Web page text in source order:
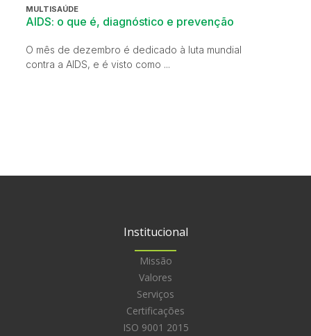
MULTISAÚDE
AIDS: o que é, diagnóstico e prevenção
O mês de dezembro é dedicado à luta mundial
contra a AIDS, e é visto como ...
Institucional
Missão
Valores
Serviços
Certificações
ISO 9001 2015